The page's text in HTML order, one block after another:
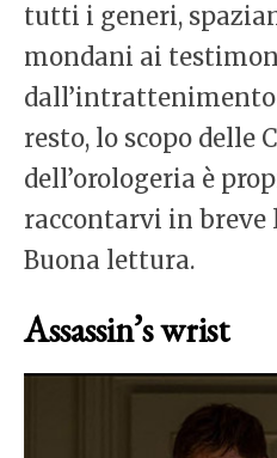
tutti i generi,
mondani ai
resto, lo scopo delle
dell’orologeria è
raccontarvi in breve
Buona lettura.
Assassin’s wrist